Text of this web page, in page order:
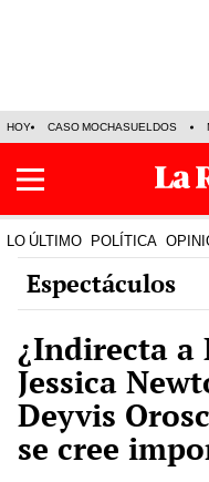
HOY CASO MOCHASUELDOS
LO ÚLTIMO POLÍTICA
Espectáculos
¿Indirecta a
Jessica
Deyvis
se cree